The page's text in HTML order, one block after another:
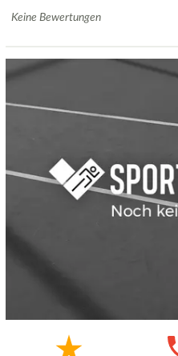
Keine Bewertungen